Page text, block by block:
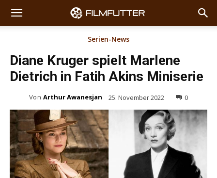
Serien-News
Diane Kruger spielt Marlene
Dietrich in Fatih Akins Miniserie
Von Arthur Awanesjan 25. November 2022 0